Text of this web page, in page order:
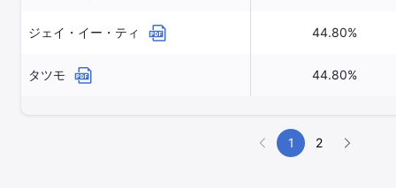
ジェイ・イー・ティ 44.80%
タツモ 44.80%
1 2